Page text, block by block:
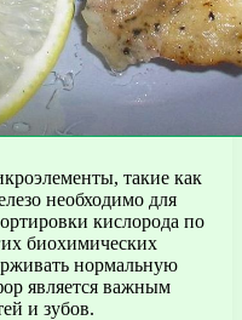
такие как
необходимо для
кислорода по
биохимических
нормальную
является важным
и зубов.